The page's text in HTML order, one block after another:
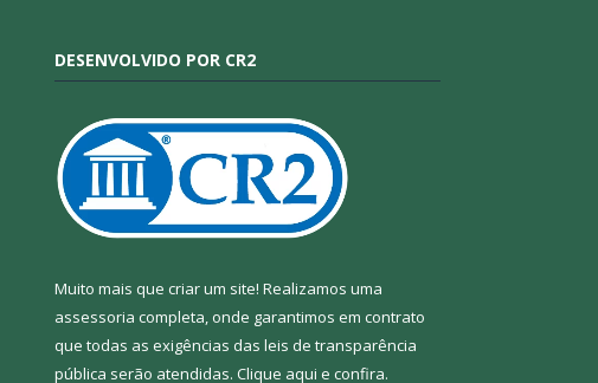
DESENVOLVIDO POR CR2
Muito mais que criar um site! Realizamos uma
assessoria completa, onde garantimos em contrato
que todas as exigências das leis de transparência
pública serão atendidas. Clique aqui e confira.